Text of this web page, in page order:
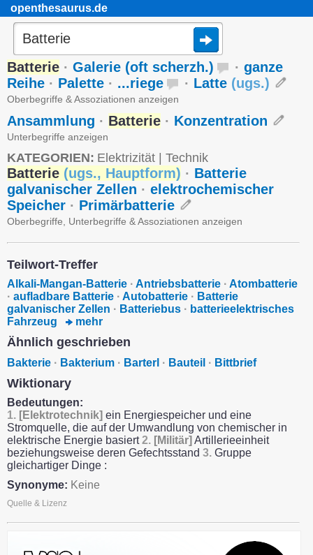
openthesaurus.de
Batterie · Galerie (oft scherzh.) · ganze
Reihe · Palette · ...riege · Latte (ugs.)
Oberbegriffe & Assoziationen anzeigen
Ansammlung · Batterie · Konzentration
Unterbegriffe anzeigen
KATEGORIEN: Elektrizität Technik
Batterie (ugs., Hauptform) · Batterie
galvanischer Zellen · elektrochemischer
Speicher · Primärbatterie
Oberbegriffe, Unterbegriffe & Assoziationen anzeigen
Teilwort-Treffer
Alkali-Mangan-Batterie · Antriebsbatterie · Atombatterie
· aufladbare Batterie · Autobatterie · Batterie
galvanischer Zellen · Batteriebus · batterieelektrisches
Fahrzeug
mehr
Ähnlich geschrieben
Bakterie · Bakterium · Barterl · Bauteil · Bittbrief
Wiktionary
Bedeutungen:
1. [Elektrotechnik] ein Energiespeicher und eine
Stromquelle, die auf der Umwandlung von chemischer in
elektrische Energie basiert2. [Militär] Artillerieeinheit
beziehungsweise deren Gefechtsstand 3. Gruppe
gleichartiger Dinge :
Synonyme: Keine
Quelle & Lizenz